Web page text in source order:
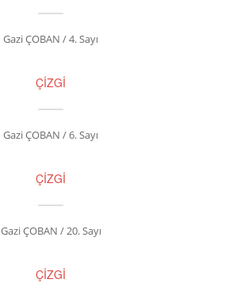
Gazi ÇOBAN / 4. Sayı
ÇİZGİ
Gazi ÇOBAN / 6. Sayı
ÇİZGİ
Gazi ÇOBAN / 20. Sayı
ÇİZGİ